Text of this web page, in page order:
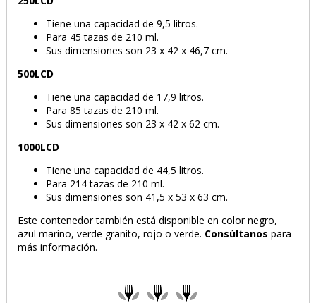
Tiene una capacidad de 9,5 litros.
Para 45 tazas de 210 ml.
Sus dimensiones son 23 x 42 x 46,7 cm.
500LCD
Tiene una capacidad de 17,9 litros.
Para 85 tazas de 210 ml.
Sus dimensiones son 23 x 42 x 62 cm.
1000LCD
Tiene una capacidad de 44,5 litros.
Para 214 tazas de 210 ml.
Sus dimensiones son 41,5 x 53 x 63 cm.
Este contenedor también está disponible en color negro,
azul marino, verde granito, rojo o verde. Consúltanos para
más información.